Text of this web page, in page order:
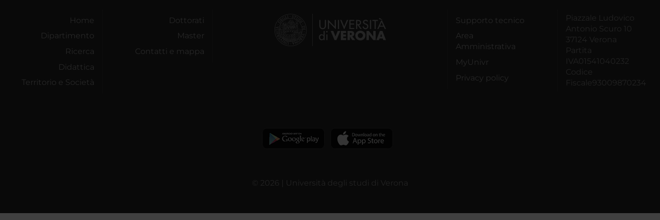
Home
Dipartimento
Ricerca
Didattica
Territorio e Società
Dottorati
Master
Contatti e mappa
Supporto tecnico
Area
Amministrativa
MyUnivr
Privacy policy
Piazzale Ludovico
Antonio Scuro 10
37124 Verona
Partita
IVA01541040232
Codice
Fiscale93009870234
© 2026 | Università degli studi di Verona